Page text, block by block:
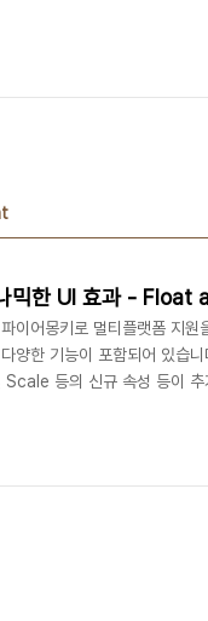
믹한 UI 효과 -
이어몽키로 멀티플랫폼 지
양한 기능이 포함되어 있습
등의 신규 속성 등이 추
자세히 설명하면, 지정한
휠(업/다운) 시 마우스 주변